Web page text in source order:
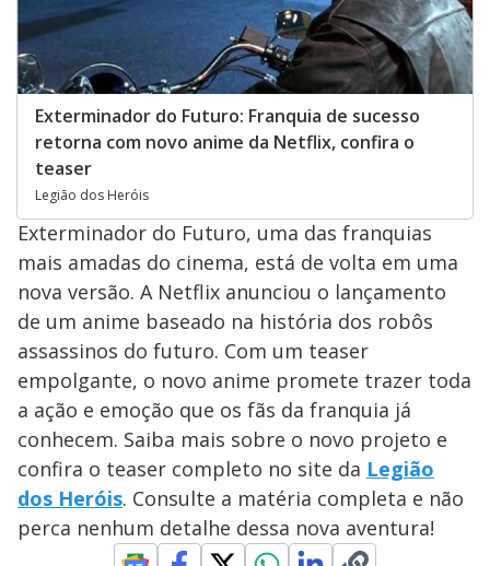
Exterminador do Futuro: Franquia de sucesso
retorna com novo anime da Netflix, confira o
teaser
Legião dos Heróis
Exterminador do Futuro, uma das franquias
mais amadas do cinema, está de volta em uma
nova versão. A Netflix anunciou o lançamento
de um anime baseado na história dos robôs
assassinos do futuro. Com um teaser
empolgante, o novo anime promete trazer toda
a ação e emoção que os fãs da franquia já
conhecem. Saiba mais sobre o novo projeto e
confira o teaser completo no site da Legião
dos Heróis. Consulte a matéria completa e não
perca nenhum detalhe dessa nova aventura!